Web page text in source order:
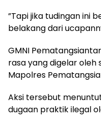
‎”Tapi jika tudingan ini
belakang dari
‎GMNI
rasa yang digelar oleh
Mapolres
‎Aksi tersebut
dugaan praktik ilegal